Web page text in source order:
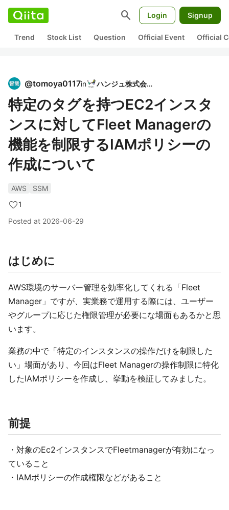
search Login Signup
Trend Stock List Question Official Event Official
@tomoya0117in ハンジュ株式会社
特定のタグを持つEC2インスタ
ンスに対してFleet Managerの
機能を制限するIAMポリシーの
作成について
AWS
SSM
1
Posted at 2026-06-29
はじめに
AWS環境のサーバー管理を効率化してくれる「Fleet
Manager」ですが、実業務で運用する際には、ユーザー
やグループに応じた権限管理が必要にな場面もあるかと思
います。
業務の中で「特定のインスタンスの操作だけを制限した
い」場面があり、今回はFleet Managerの操作制限に特化
したIAMポリシーを作成し、挙動を検証してみました。
前提
・対象のEc2インスタンスでFleetmanagerが有効になっ
ていること
・IAMポリシーの作成権限などがあること